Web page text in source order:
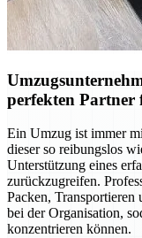
perfekten Partner
Ein Umzug ist immer
dieser so reibungslos
Unterstützung eines
zurückzugreifen.
Packen, Transportieren
bei der Organisation,
konzentrieren können.